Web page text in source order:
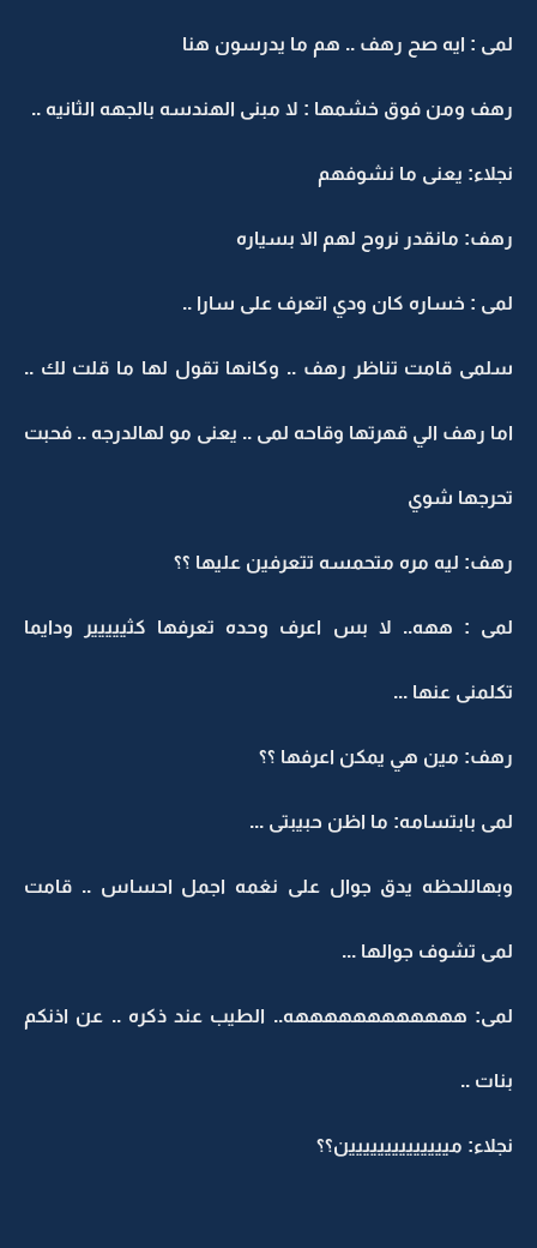
لمى : ايه صح رهف .. هم ما يدرسون هنا
رهف ومن فوق خشمها : لا مبنى الهندسه بالجهه الثانيه ..
نجلاء: يعنى ما نشوفهم
رهف: مانقدر نروح لهم الا بسياره
لمى : خساره كان ودي اتعرف على سارا ..
سلمى قامت تناظر رهف .. وكانها تقول لها ما قلت لك ..
اما رهف الي قهرتها وقاحه لمى .. يعنى مو لهالدرجه .. فحبت
تحرجها شوي
رهف: ليه مره متحمسه تتعرفين عليها ؟؟
لمى : ههه.. لا بس اعرف وحده تعرفها كثييييير ودايما
تكلمنى عنها ...
رهف: مين هي يمكن اعرفها ؟؟
لمى بابتسامه: ما اظن حبيبتى ...
وبهاللحظه يدق جوال على نغمه اجمل احساس .. قامت
لمى تشوف جوالها ...
لمى: ههههههههههههه.. الطيب عند ذكره .. عن اذنكم
بنات ..
نجلاء: ميييييييييييييين؟؟